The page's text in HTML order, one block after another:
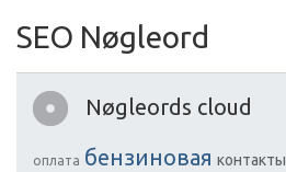
SEO Nøgleord
Nøgleords cloud
оплата бензиновая контакты